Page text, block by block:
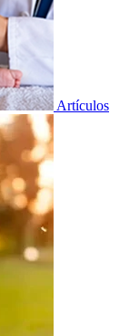
Artículos